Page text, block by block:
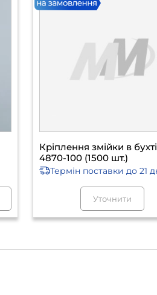
Кріплення змійки в бухті
4870-100 (1500 шт.)
Термін поставки до 21
Уточнити